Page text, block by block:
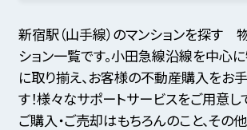
新宿駅（山手線）のマンションを探す
ション一覧です。小田急線沿線を中心
に取り揃え、お客様の不動産購入をお
す！様々なサポートサービスをご用意し
ご購入・ご売却はもちろんのこと、その